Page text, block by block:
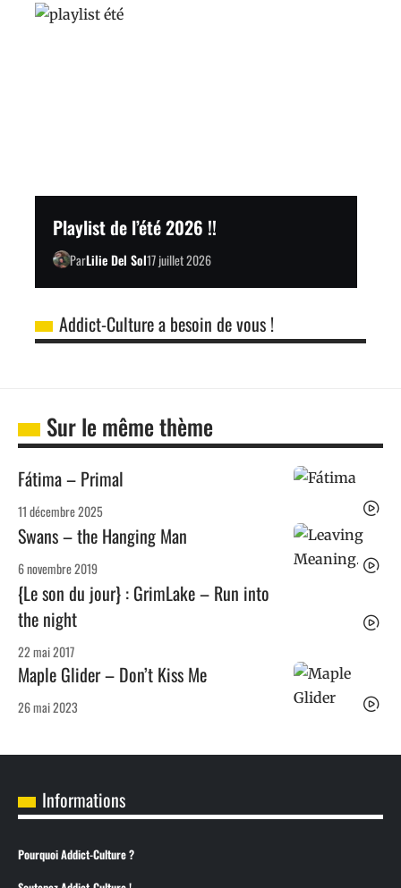
Playlist de l’été 2026 !!
ParLilie Del Sol17 juillet 2026
Addict-Culture a besoin de vous !
Sur le même thème
Fátima – Primal
11 décembre 2025
Swans – the Hanging Man
6 novembre 2019
{Le son du jour} : GrimLake – Run into
the night
22 mai 2017
Maple Glider – Don’t Kiss Me
26 mai 2023
Informations
Pourquoi Addict-Culture ?